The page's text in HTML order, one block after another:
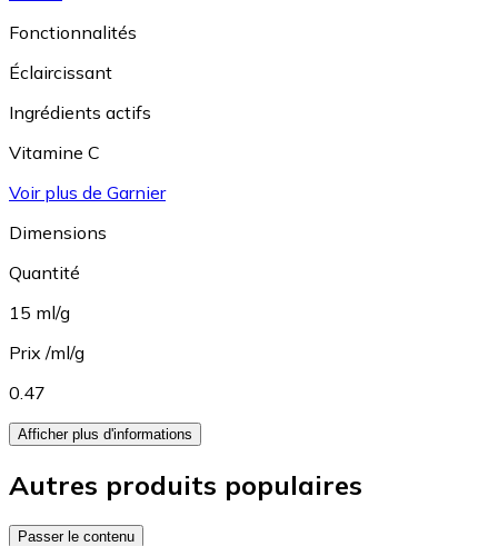
Fonctionnalités
Éclaircissant
Ingrédients actifs
Vitamine C
Voir plus de Garnier
Dimensions
Quantité
15 ml/g
Prix /ml/g
0.47
Afficher plus d'informations
Autres produits populaires
Passer le contenu